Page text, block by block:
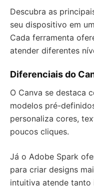
Descubra as
seu dispositivo em
Cada ferramenta
atender diferentes
Diferenciais do
O Canva se destaca
modelos pré-
personaliza cores,
poucos cliques.
Já o Adobe Spark
para criar designs
intuitiva atende tanto